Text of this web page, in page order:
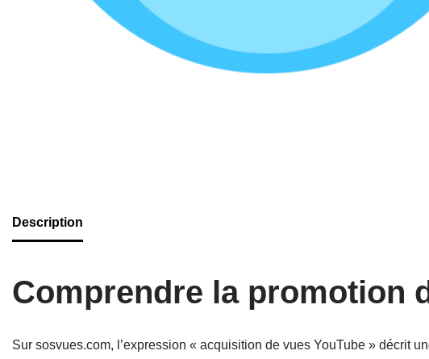
Description
Comprendre la promotion
Sur sosvues.com, l’expression « acquisition de vues YouTube » décrit